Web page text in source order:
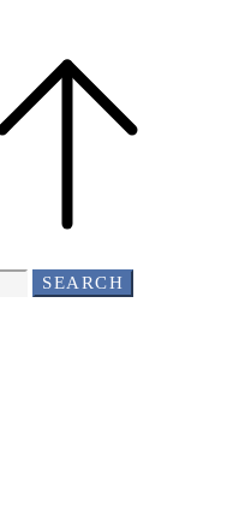
SEARCH